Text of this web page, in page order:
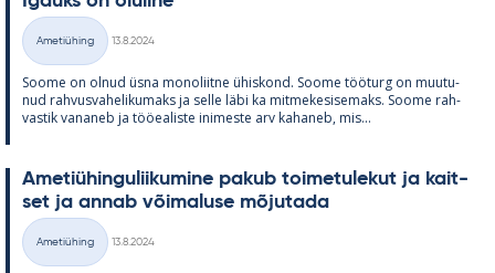
Kategooriad
Ametiühing
13.8.2024
Soome on ol­nud üsna mo­no­liitne ühis­kond. Soome töö­turg on muu­tu­
nud rah­vus­va­he­li­ku­maks ja selle läbi ka mit­me­ke­si­se­maks. Soome rah­
vas­tik va­na­neb ja töö­ea­liste ini­meste arv ka­ha­neb, mis...
Ame­tiü­hin­gu­lii­ku­mine pa­kub toi­me­tu­le­kut ja kait­
set ja an­nab või­ma­luse mõ­ju­tada
Kategooriad
Ametiühing
13.8.2024